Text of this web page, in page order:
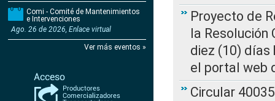
Comi - Comité de Mantenimientos
e Intervenciones
Ago. 26 de 2026, Enlace virtual
Ver más eventos »
Proyecto de
la Resolución
diez (10) días
el portal web
Circular